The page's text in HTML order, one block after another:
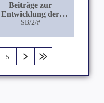
Beiträge zur
Entwicklung der
Allantois der Vögel
SB/2/#
5